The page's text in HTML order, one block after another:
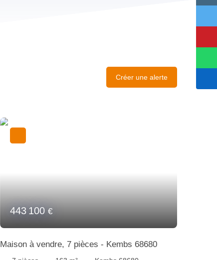
Créer une alerte
443 100€
Maison à vendre, 7 pièces - Kembs 68680